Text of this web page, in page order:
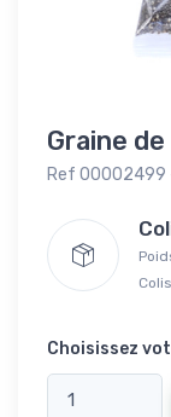
Graine
Ref 00002499
Choisissez